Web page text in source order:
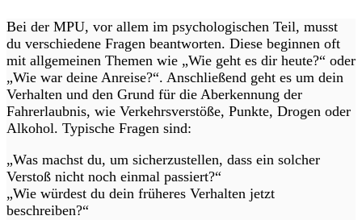
Bei der MPU, vor allem im psychologischen Teil, musst
du verschiedene Fragen beantworten. Diese beginnen oft
mit allgemeinen Themen wie „Wie geht es dir heute?“ oder
„Wie war deine Anreise?“. Anschließend geht es um dein
Verhalten und den Grund für die Aberkennung der
Fahrerlaubnis, wie Verkehrsverstöße, Punkte, Drogen oder
Alkohol. Typische Fragen sind:
„Was machst du, um sicherzustellen, dass ein solcher
Verstoß nicht noch einmal passiert?“
„Wie würdest du dein früheres Verhalten jetzt
beschreiben?“